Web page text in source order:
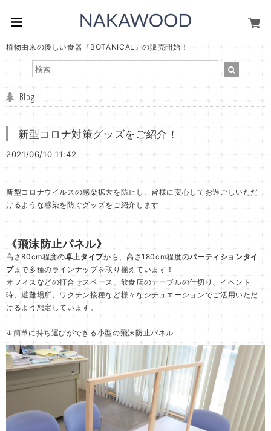
植物由来の優しい食器『BOTANICAL』の販売開始！
Blog
新型コロナ対策グッズをご紹介！
2021/06/10 11:42
新型コロナウイルスの感染拡大を防止し、皆様に安心してお過ごしいただ
けるような感染を防ぐグッズをご紹介します
《飛沫防止パネル》
高さ80cm程度の卓上タイプから、高さ180cm程度のパーティションタイ
プまで多種のラインナップを取り揃えています！
オフィスなどの打合せスペース、飲食店のテーブルの仕切り、イベント
時、避難場所、ワクチン接種など様々なシチュエーションでご活用いただ
けるよう想定しています。
↓簡単に持ち運びができる小型の飛沫防止パネル